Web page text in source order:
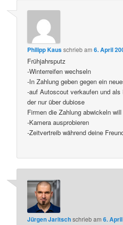
Philipp Kausschriebam6. April
Frühjahrsputz
-Winterreifen wechseln
-In Zahlung geben gegen ein
-auf Autoscout verkaufen und als
der nur über dubiose
Firmen die Zahlung abwickeln will
-Kamera ausprobieren
-Zeitvertreib während deine
Jürgen Jaritschschriebam6.